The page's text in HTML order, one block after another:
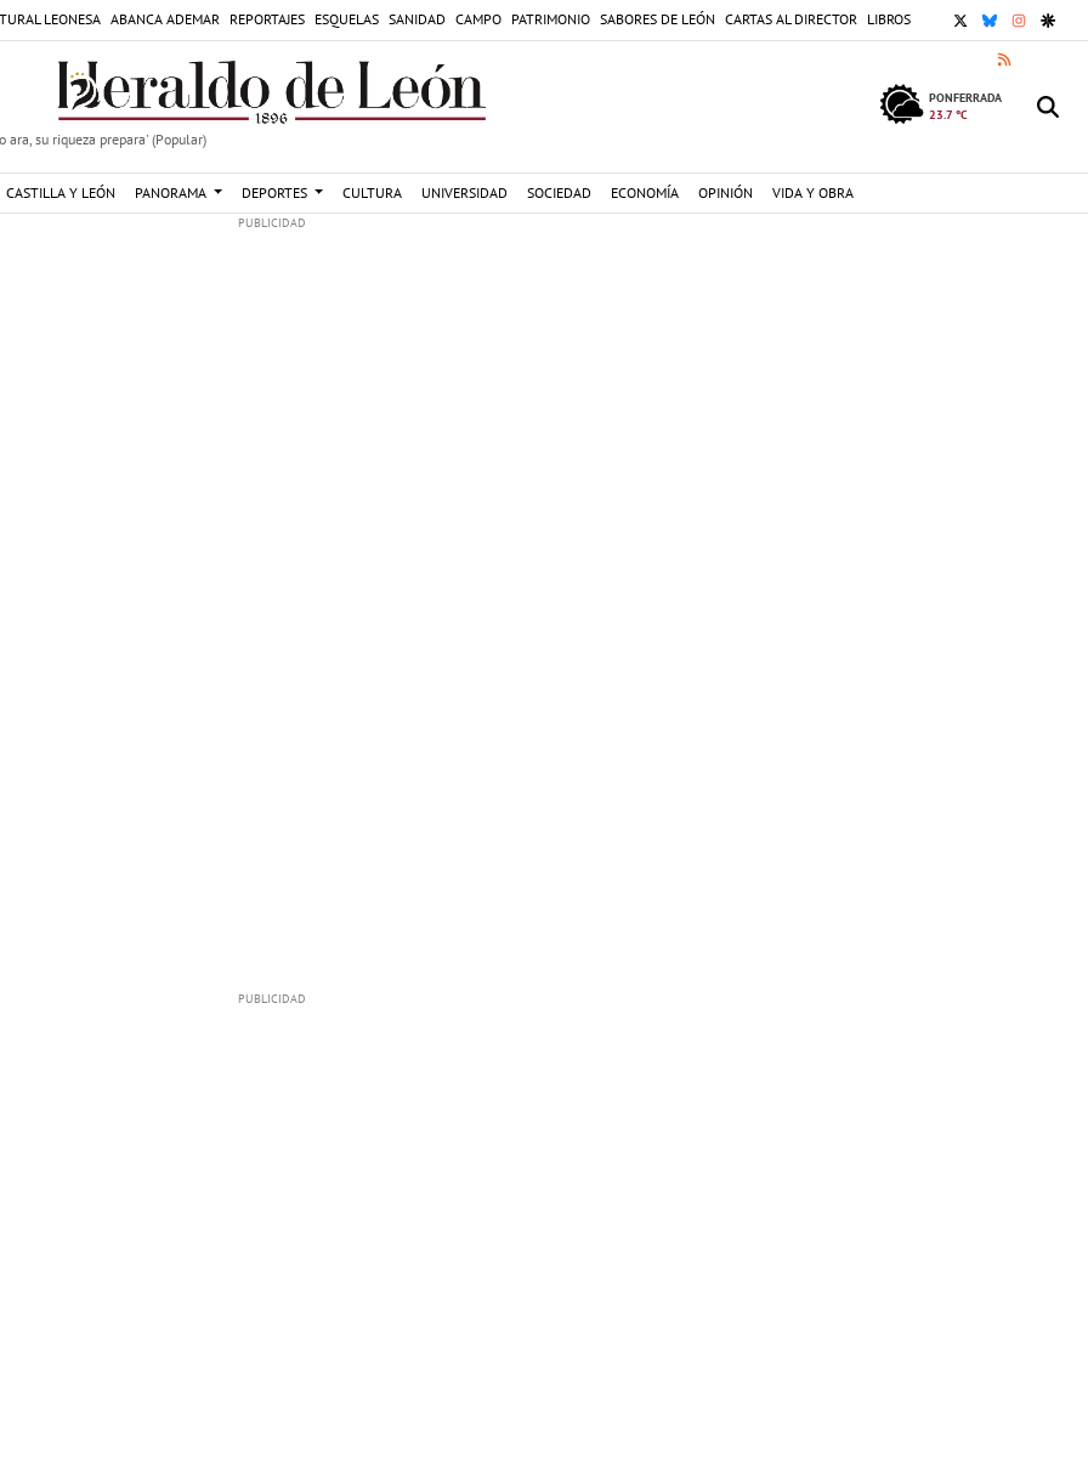
LEONESA ABANCA ADEMAR REPORTAJES ESQUELAS SANIDAD CAMPO PATRIMONIO SABORES DE LEÓN CARTAS AL DIRECTOR LIBROS X BLUESKY
RSS
ara, su riqueza prepara' (Popular)
PONFERRADA
23.7 °C
CASTILLA Y LEÓN PANORAMA DEPORTES CULTURA UNIVERSIDAD SOCIEDAD ECONOMÍA OPINIÓN VIDA Y OBRA